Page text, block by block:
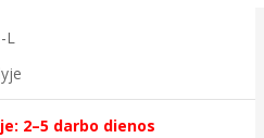
L
2–5 darbo dienos